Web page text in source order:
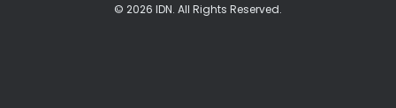
© 2026 IDN. All Rights Reserved.